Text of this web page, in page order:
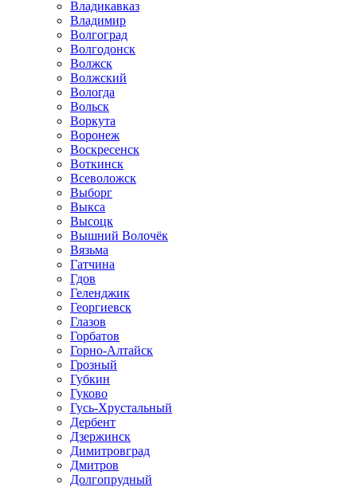
Владикавказ
Владимир
Волгоград
Волгодонск
Волжск
Волжский
Вологда
Вольск
Воркута
Воронеж
Воскресенск
Воткинск
Всеволожск
Выборг
Выкса
Высоцк
Вышний Волочёк
Вязьма
Гатчина
Гдов
Геленджик
Георгиевск
Глазов
Горбатов
Горно-Алтайск
Грозный
Губкин
Гуково
Гусь-Хрустальный
Дербент
Дзержинск
Димитровград
Дмитров
Долгопрудный